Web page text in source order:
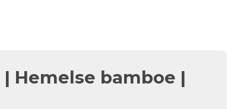
Hemelse bamboe |